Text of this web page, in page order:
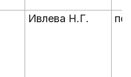
Ивлева Н.Г.